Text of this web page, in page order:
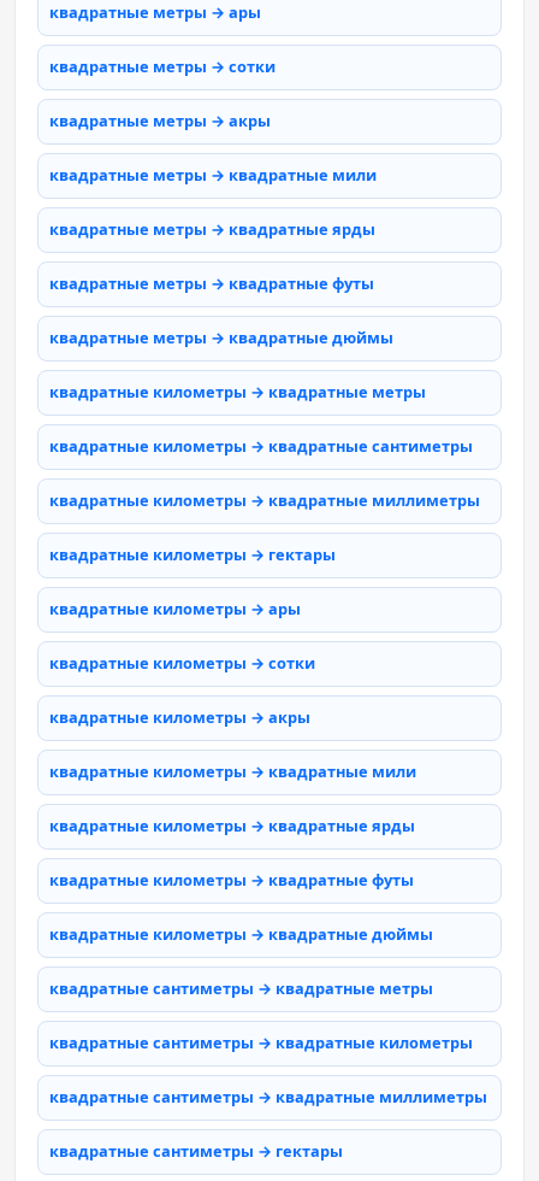
квадратные метры → ары
квадратные метры → сотки
квадратные метры → акры
квадратные метры → квадратные мили
квадратные метры → квадратные ярды
квадратные метры → квадратные футы
квадратные метры → квадратные дюймы
квадратные километры → квадратные метры
квадратные километры → квадратные сантиметры
квадратные километры → квадратные миллиметры
квадратные километры → гектары
квадратные километры → ары
квадратные километры → сотки
квадратные километры → акры
квадратные километры → квадратные мили
квадратные километры → квадратные ярды
квадратные километры → квадратные футы
квадратные километры → квадратные дюймы
квадратные сантиметры → квадратные метры
квадратные сантиметры → квадратные километры
квадратные сантиметры → квадратные миллиметры
квадратные сантиметры → гектары